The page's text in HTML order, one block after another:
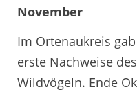
November
Im Ortenaukreis
erste Nachweise
Wildvögeln. Ende